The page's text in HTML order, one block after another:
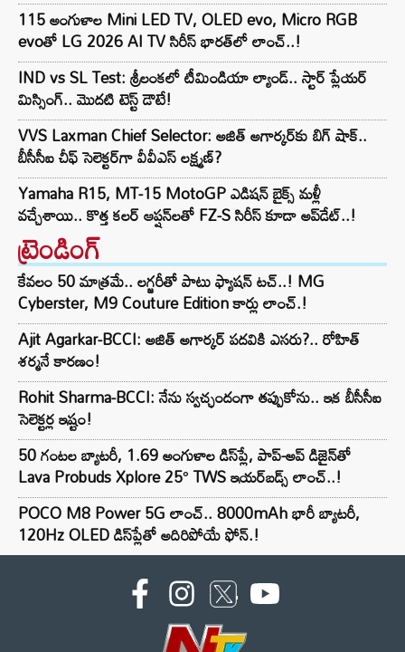
115 అంగుళాల Mini LED TV, OLED evo, Micro RGB
evoతో LG 2026 AI TV సిరీస్ భారత్‌లో లాంచ్..!
IND vs SL Test: శ్రీలంకలో టీమిండియా ల్యాండ్.. స్టార్ ప్లేయర్
మిస్సింగ్.. మొదటి టెస్ట్ డౌటే!
VVS Laxman Chief Selector: అజిత్ అగార్కర్‌కు బిగ్ షాక్..
బీసీసీఐ చీఫ్ సెలెక్టర్‌గా వీవీఎస్ లక్ష్మణ్?
Yamaha R15, MT-15 MotoGP ఎడిషన్ బైక్స్ మళ్లీ
వచ్చేశాయి.. కొత్త కలర్ ఆప్షన్‌లతో FZ-S సిరీస్ కూడా అప్‌డేట్..!
ట్రెండింగ్‌
కేవలం 50 మాత్రమే.. లగ్జరీతో పాటు ఫ్యాషన్ టచ్..! MG
Cyberster, M9 Couture Edition కార్లు లాంచ్.!
Ajit Agarkar-BCCI: అజిత్ అగార్కర్ పదవికి ఎసరు?.. రోహిత్
శర్మనే కారణం!
Rohit Sharma-BCCI: నేను స్వచ్ఛందంగా తప్పుకోను.. ఇక బీసీసీఐ
సెలెక్టర్ల ఇష్టం!
50 గంటల బ్యాటరీ, 1.69 అంగుళాల డిస్‌ప్లే, పాప్-అప్ డిజైన్‌తో
Lava Probuds Xplore 25° TWS ఇయర్‌బడ్స్ లాంచ్..!
POCO M8 Power 5G లాంచ్.. 8000mAh భారీ బ్యాటరీ,
120Hz OLED డిస్‌ప్లేతో అదిరిపోయే ఫోన్.!